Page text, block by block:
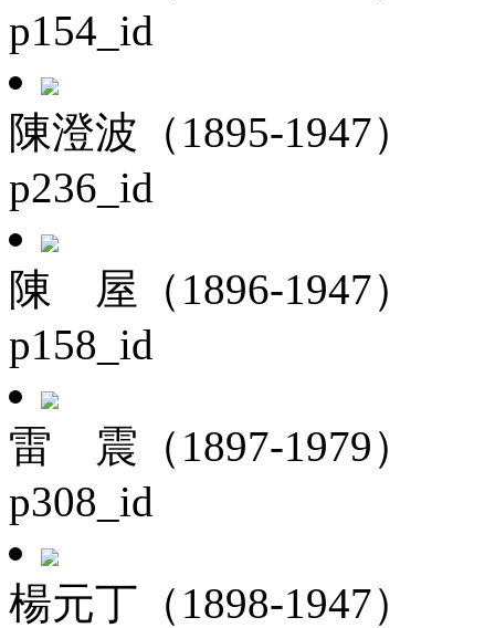
p154_id
陳澄波（1895-1947）
p236_id
陳 屋（1896-1947）
p158_id
雷 震（1897-1979）
p308_id
楊元丁（1898-1947）